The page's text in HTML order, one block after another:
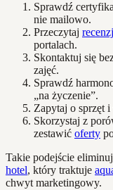
Sprawdź
nie mailowo.
Przeczytaj
portalach.
Skontaktuj się
zajęć.
Sprawdź
„na życzenie”.
Zapytaj o sprzęt
Skorzystaj z
zestawić oferty
Takie podejście
hotel, który traktuje
chwyt marketingowy.